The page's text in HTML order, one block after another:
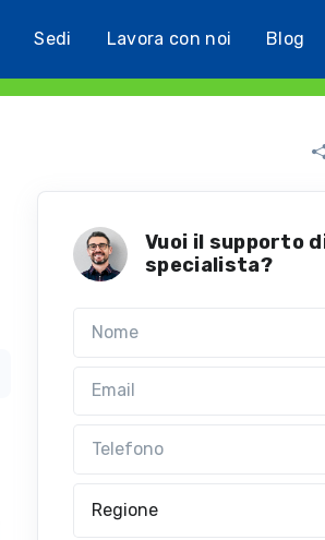
Sedi Lavora con noi Blog
Vuoi il supporto
specialista?